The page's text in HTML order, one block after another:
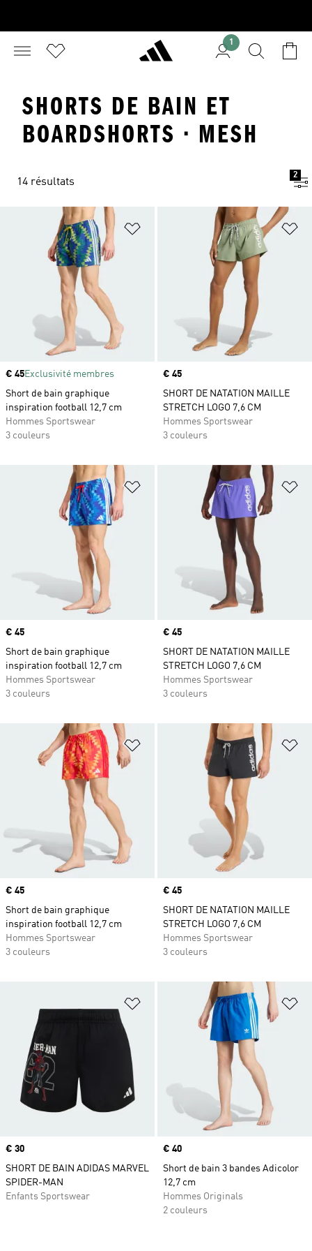
1
SHORTS DE BAIN ET
BOARDSHORTS · MESH
14 résultats
2
Ajouter à la Liste de produits
Prix
€ 45Exclusivité membres
Short de bain graphique
inspiration football 12,7 cm
Hommes Sportswear
3 couleurs
Prix
€ 45
SHORT DE NATATION MAILLE
STRETCH LOGO 7,6 CM
Hommes Sportswear
3 couleurs
Ajouter à la Liste de produits
Prix
€ 45
Short de bain graphique
inspiration football 12,7 cm
Hommes Sportswear
3 couleurs
Prix
€ 45
SHORT DE NATATION MAILLE
STRETCH LOGO 7,6 CM
Hommes Sportswear
3 couleurs
Ajouter à la Liste de produits
Prix
€ 45
Short de bain graphique
inspiration football 12,7 cm
Hommes Sportswear
3 couleurs
Prix
€ 45
SHORT DE NATATION MAILLE
STRETCH LOGO 7,6 CM
Hommes Sportswear
3 couleurs
Ajouter à la Liste de produits
Prix
€ 30
SHORT DE BAIN ADIDAS MARVEL
SPIDER-MAN
Enfants Sportswear
Prix
€ 40
Short de bain 3 bandes Adicolor
12,7 cm
Hommes Originals
2 couleurs